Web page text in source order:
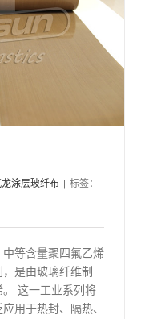
涂层玻纤布 | 标签：
等含量聚四氟乙烯
是由玻璃纤维制
这一工业系列将
用于热封、隔热、